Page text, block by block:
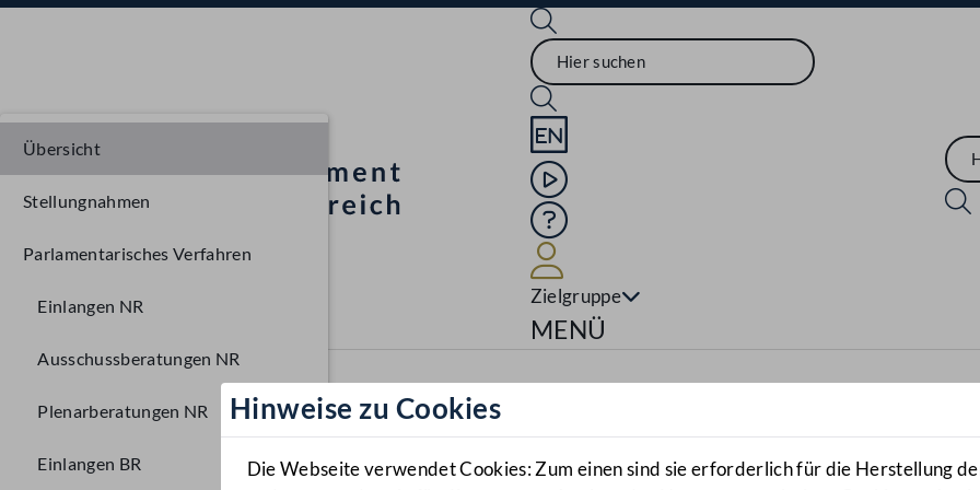
Sprache English
Mediathek
Hilfe
Zielgruppe
Navigationsmenü öffnen
MENÜ
Hinweise zu Cookies
Die Webseite verwendet Cookies: Zum einen sind sie erforderlich für die Herstellung
Übersicht
Stellungnahmen
Parlamentarisches Verfahren
Einlangen NR
Ausschussberatungen NR
Plenarberatungen NR
Einlangen BR